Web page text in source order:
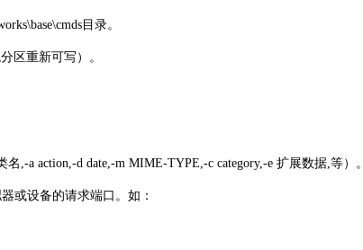
目录。
区重新可写）。
,-a action,-d date,-m MIME-TYPE,-c category,-e 扩展数据,等）。
或设备的请求端口。如：